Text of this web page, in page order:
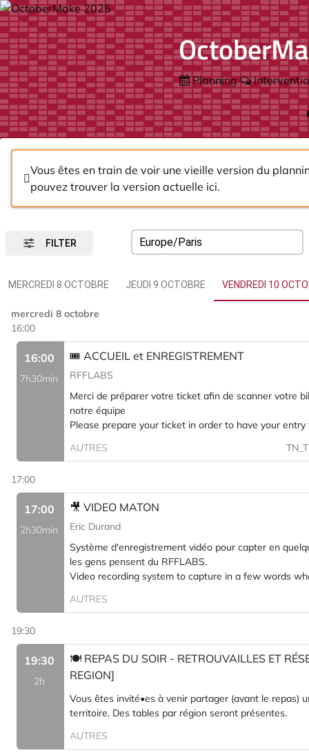
Planning
Vous êtes en train de voir une vieille version du
pouvez trouver la version actuelle ici.